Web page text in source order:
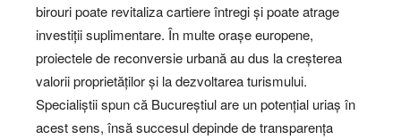
birouri poate revitaliza cartiere întregi și poate atrage
investiții suplimentare. În multe orașe europene,
proiectele de reconversie urbană au dus la creșterea
valorii proprietăților și la dezvoltarea turismului.
Specialiștii spun că Bucureștiul are un potențial uriaș în
acest sens, însă succesul depinde de transparența